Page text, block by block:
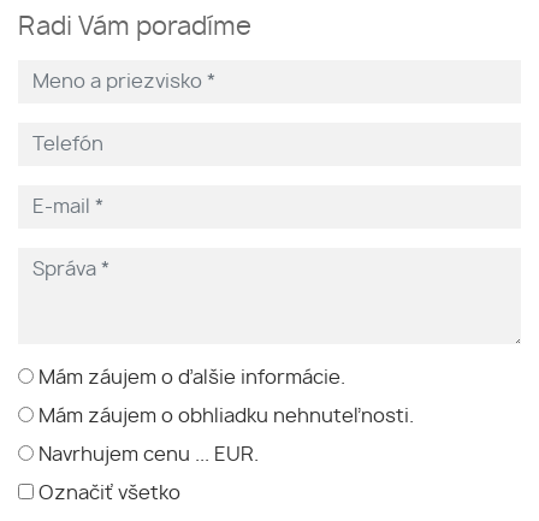
Radi Vám poradíme
Mám záujem o ďalšie informácie.
Mám záujem o obhliadku nehnuteľnosti.
Navrhujem cenu ... EUR.
Označiť všetko